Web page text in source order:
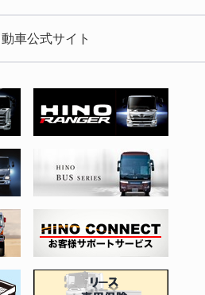
車公式サイト